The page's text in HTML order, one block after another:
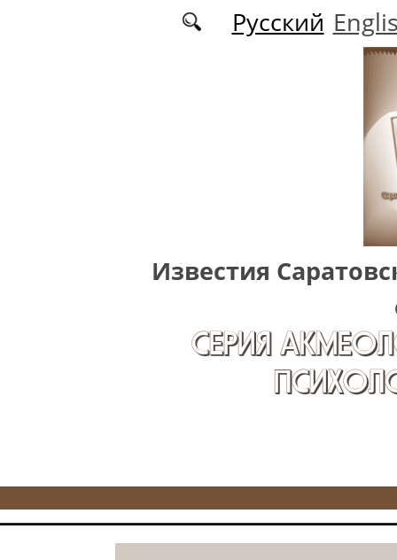
Перейти к основному содержаниюРусский
Известия
СЕРИЯ